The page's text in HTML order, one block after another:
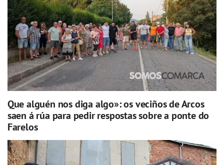
Que alguén nos diga algo»: os veciños de Arcos
saen á rúa para pedir respostas sobre a ponte do
Farelos